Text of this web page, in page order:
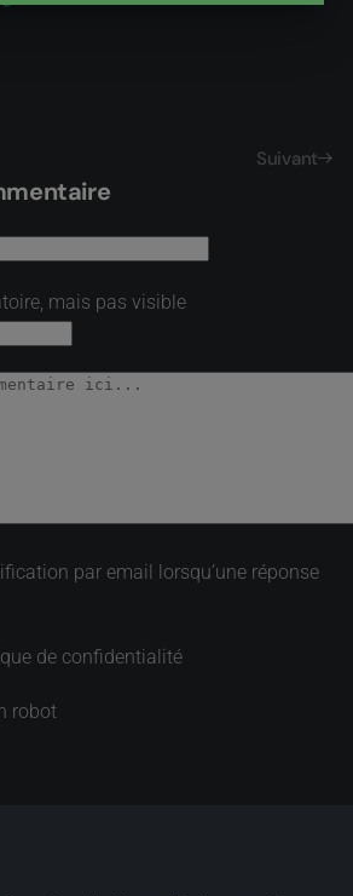
Suivant
mais pas visible
par email lorsqu’une réponse
de confidentialité
robot